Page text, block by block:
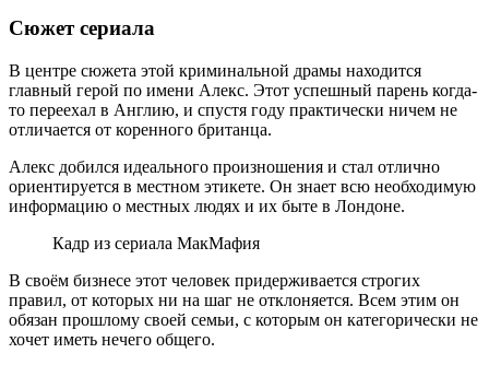
Сюжет сериала
В центре сюжета этой криминальной драмы находится
главный герой по имени Алекс. Этот успешный парень когда-
то переехал в Англию, и спустя году практически ничем не
отличается от коренного британца.
Алекс добился идеального произношения и стал отлично
ориентируется в местном этикете. Он знает всю необходимую
информацию о местных людях и их быте в Лондоне.
Кадр из сериала МакМафия
В своём бизнесе этот человек придерживается строгих
правил, от которых ни на шаг не отклоняется. Всем этим он
обязан прошлому своей семьи, с которым он категорически не
хочет иметь нечего общего.